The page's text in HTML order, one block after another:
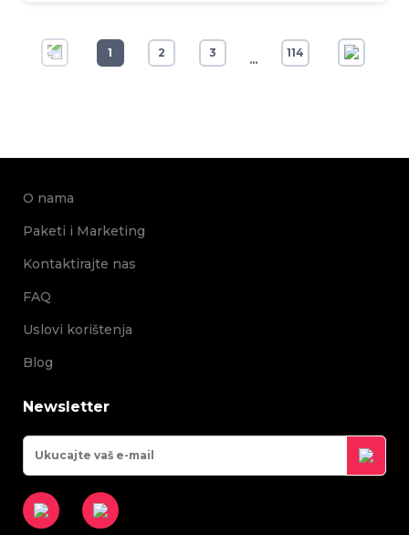
1 2 3
...
114
O nama
Paketi i Marketing
Kontaktirajte nas
FAQ
Uslovi korištenja
Blog
Newsletter